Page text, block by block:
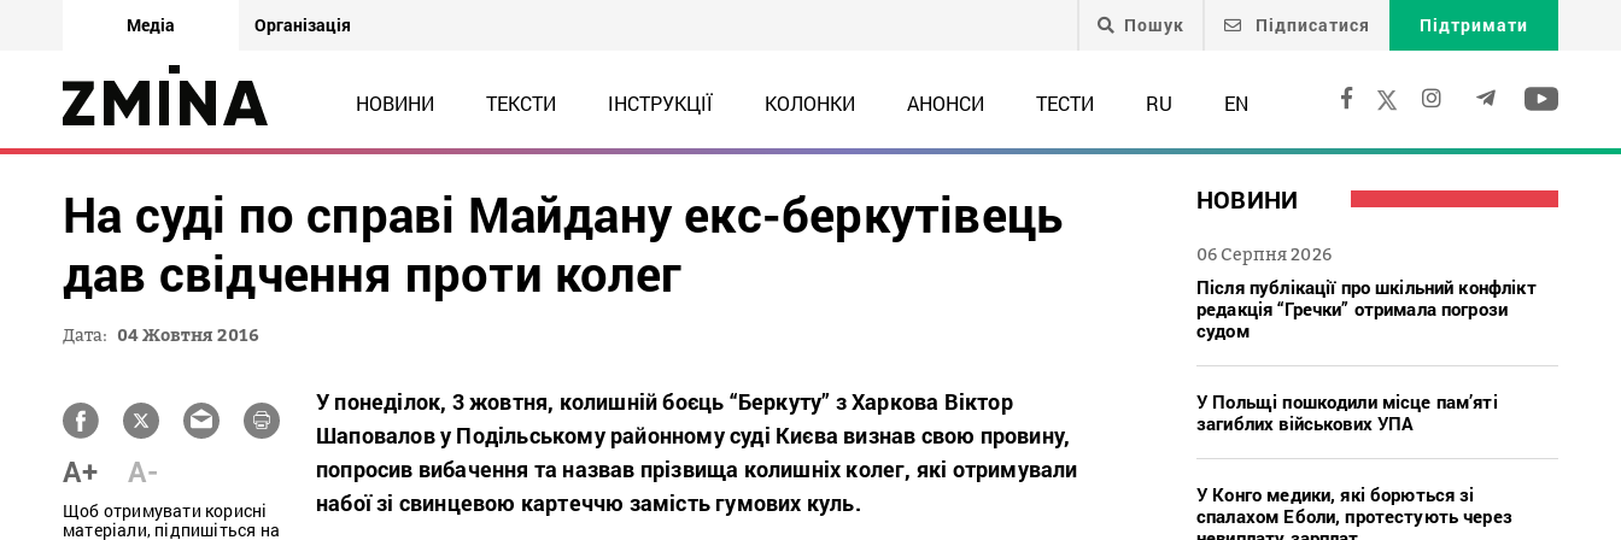
Медіа Організація Пошук Підписатися Підтримати
НОВИНИ ТЕКСТИ ІНСТРУКЦІЇ КОЛОНКИ АНОНСИ ТЕСТИ RU EN
На суді по справі Майдану екс-беркутівець
дав свідчення проти колег
Дата: 04 Жовтня 2016
A+ A-
Щоб отримувати корисні
матеріали, підпишіться на
У понеділок, 3 жовтня, колишній боєць “Беркуту” з Харкова Віктор
Шаповалов у Подільському районному суді Києва визнав свою провину,
попросив вибачення та назвав прізвища колишніх колег, які отримували
набої зі свинцевою картеччю замість гумових куль.
НОВИНИ
06 Серпня 2026
Після публікації про шкільний конфлікт
редакція “Гречки” отримала погрози
судом
У Польщі пошкодили місце пам’яті
загиблих військових УПА
У Конго медики, які борються зі
спалахом Еболи, протестують через